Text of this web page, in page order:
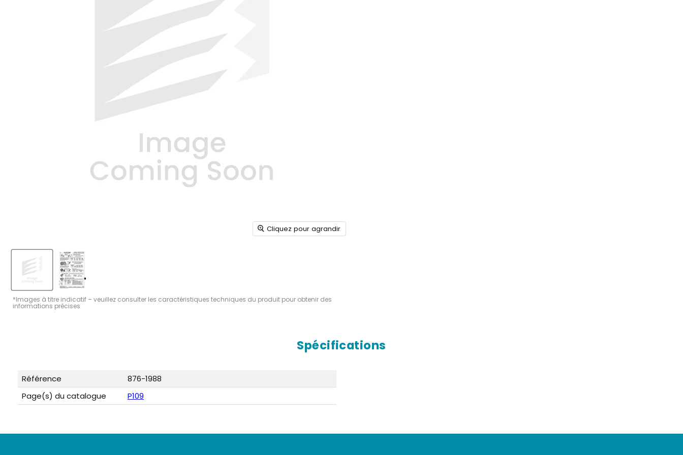
Cliquez pour agrandir
*Images à titre indicatif – veuillez consulter les caractéristiques techniques du produit pour obtenir des
informations précises
Spécifications
Référence
876-1988
Page(s) du catalogue
P109